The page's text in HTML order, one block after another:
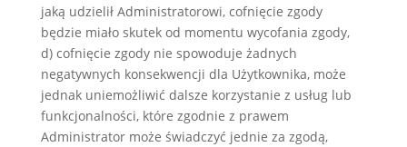
jaką udzielił Administratorowi, cofnięcie zgody
będzie miało skutek od momentu wycofania zgody,
d) cofnięcie zgody nie spowoduje żadnych
negatywnych konsekwencji dla Użytkownika, może
jednak uniemożliwić dalsze korzystanie z usług lub
funkcjonalności, które zgodnie z prawem
Administrator może świadczyć jednie za zgodą,